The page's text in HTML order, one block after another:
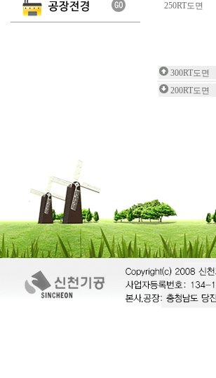
250RT도면
300RT도면
200RT도면